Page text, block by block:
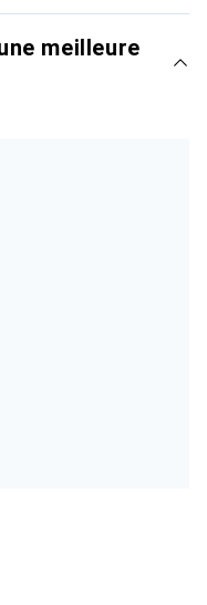
meilleure